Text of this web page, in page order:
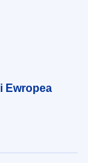
Ewropea